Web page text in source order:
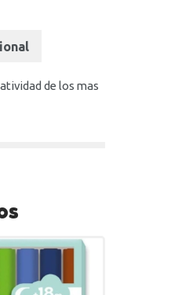
de los mas